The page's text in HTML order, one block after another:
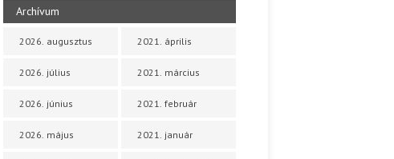
Archívum
2026. augusztus
2026. július
2026. június
2026. május
2021. április
2021. március
2021. február
2021. január